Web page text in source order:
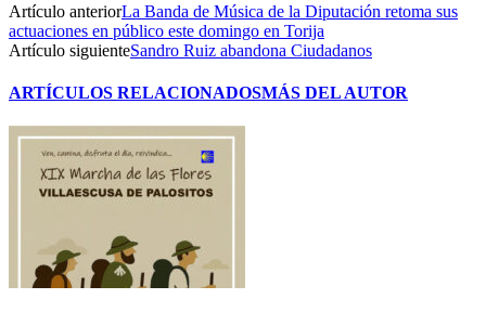
Artículo anteriorLa Banda de Música de la Diputación retoma sus
actuaciones en público este domingo en Torija
Artículo siguienteSandro Ruiz abandona Ciudadanos
ARTÍCULOS RELACIONADOSMÁS DEL AUTOR